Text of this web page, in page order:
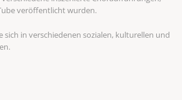
veröffentlicht wurden.
sich in verschiedenen sozialen, kulturellen und